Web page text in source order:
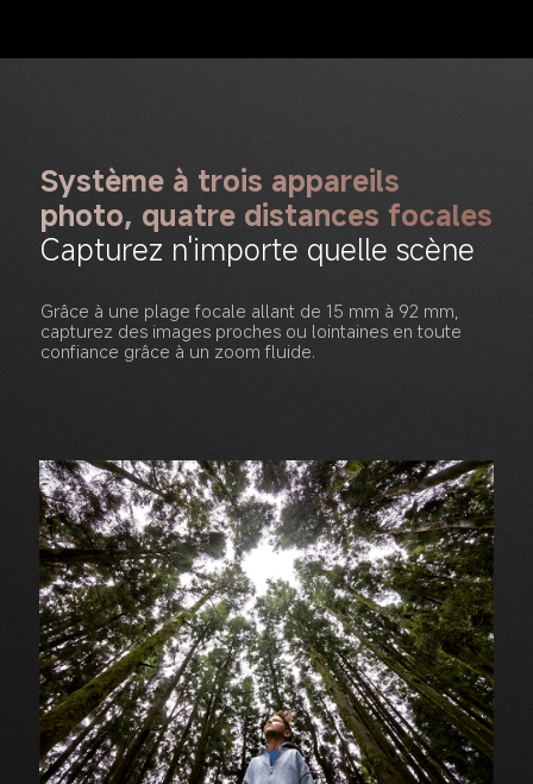
Système à trois appareils
photo, quatre distances focales
Capturez n'importe quelle scène
Grâce à une plage focale allant de 15 mm à 92 mm,
capturez des images proches ou lointaines en toute
confiance grâce à un zoom fluide.